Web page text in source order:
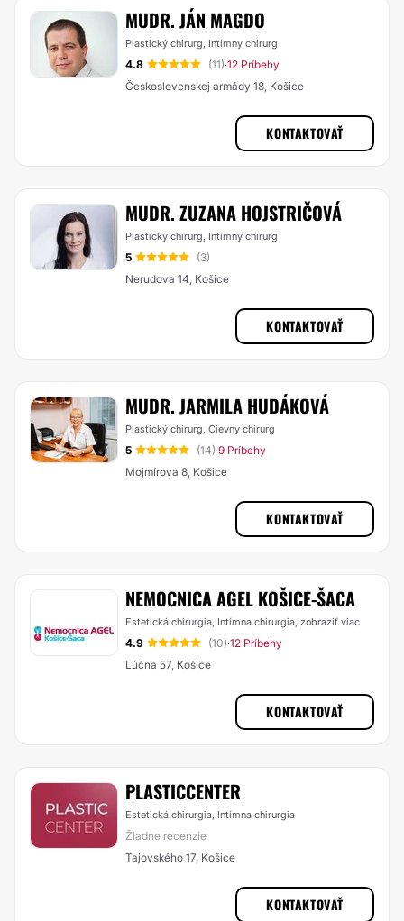
MUDR. JÁN MAGDO
Plastický chirurg, Intímny chirurg
4.8 (11)·12 Príbehy
Československej armády 18, Košice
KONTAKTOVAŤ
MUDR. ZUZANA HOJSTRIČOVÁ
Plastický chirurg, Intímny chirurg
5
(3)
Nerudova 14, Košice
KONTAKTOVAŤ
MUDR. JARMILA HUDÁKOVÁ
Plastický chirurg, Cievny chirurg
5 (14)·9 Príbehy
Mojmírova 8, Košice
KONTAKTOVAŤ
NEMOCNICA AGEL KOŠICE-ŠACA
Estetická chirurgia, Intímna chirurgia, zobraziť viac
4.9 (10)·12 Príbehy
Lúčna 57, Košice
KONTAKTOVAŤ
PLASTICCENTER
Estetická chirurgia, Intímna chirurgia
Žiadne recenzie
Tajovského 17, Košice
KONTAKTOVAŤ